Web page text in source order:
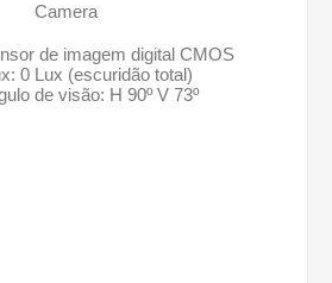
Camera
de imagem digital CMOS
0 Lux (escuridão total)
de visão: H 90º V 73º